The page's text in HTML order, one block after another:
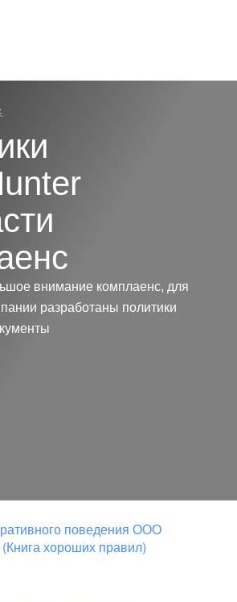
внимание комплаенс, для
разработаны политики
поведения ООО
хороших правил)